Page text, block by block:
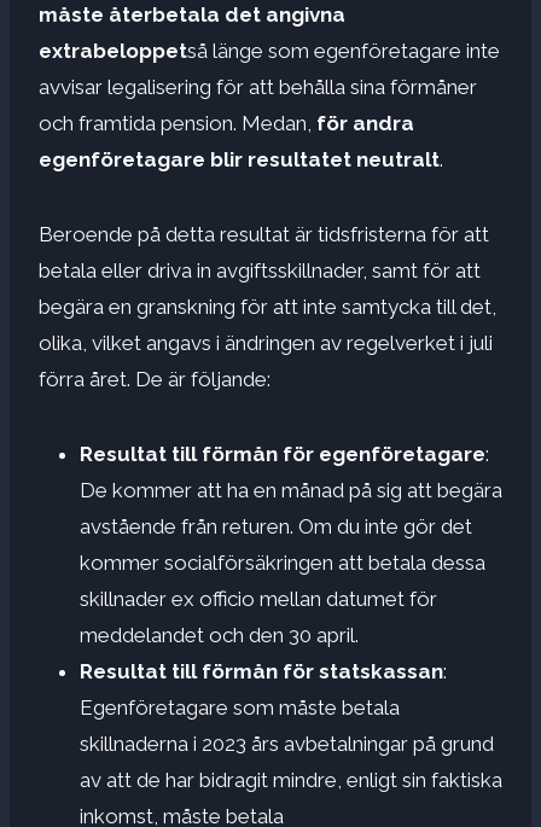
måste återbetala det angivna
extrabeloppetså länge som egenföretagare inte
avvisar legalisering för att behålla sina förmåner
och framtida pension. Medan, för andra
egenföretagare blir resultatet neutralt.
Beroende på detta resultat är tidsfristerna för att
betala eller driva in avgiftsskillnader, samt för att
begära en granskning för att inte samtycka till det,
olika, vilket angavs i ändringen av regelverket i juli
förra året. De är följande:
Resultat till förmån för egenföretagare:
De kommer att ha en månad på sig att begära
avstående från returen. Om du inte gör det
kommer socialförsäkringen att betala dessa
skillnader ex officio mellan datumet för
meddelandet och den 30 april.
Resultat till förmån för statskassan:
Egenföretagare som måste betala
skillnaderna i 2023 års avbetalningar på grund
av att de har bidragit mindre, enligt sin faktiska
inkomst, måste betala